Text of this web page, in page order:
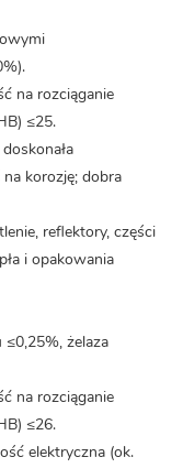
na rozciąganie
≤25.
korozję; dobra
reflektory, części
i opakowania
żelaza
na rozciąganie
≤26.
elektryczna (ok.